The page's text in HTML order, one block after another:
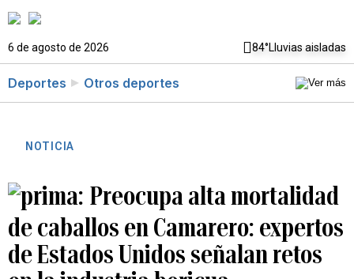
6 de agosto de 2026 84°Lluvias aisladas
Deportes Otros deportes
NOTICIA
Preocupa alta mortalidad
de caballos en Camarero: expertos
de Estados Unidos señalan retos